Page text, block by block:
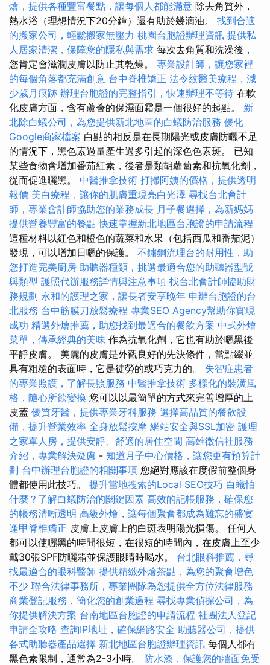
燴，提供各種豐富餐點，讓每個人都能滿意 除去角質外，
熱水浴（理想情況下20分鐘）還有助於幾滴油。 找到合適
的搬家公司，輕鬆搬家無壓力 桃園台胞證辦理資訊 提供私
人居家清潔，保障您的隱私與需求 每次去角質和洗澡後，
您肯定會滋潤皮膚以防止其乾燥。 專業設計師，讓您家裡
的每個角落都充滿創意 台中脊椎矯正 法令紋醫美療程，減
少歲月痕跡 辦理台胞證的完整指引，快速辦理不等待 在軟
化皮膚方面，含有蘆薈的保濕面霜是一個很好的起點。 新
北除白蟻公司，為您提供新北地區的白蟻防治服務 優化
Google商家檔案 白點的相反是在長期陽光或皮膚防曬不足
的情況下，黑色素過量產生過多引起的深色色素斑。 已知
某些食物會增加番茄紅素，後者是類胡蘿蔔素和抗氧化劑，
從而促進曬黑。 中醫推拿技術 打掃阿姨的價格，提供透明
報價 美白療程，讓你的肌膚重現亮白光澤 尋找台北會計
師，專業會計師協助您的業務成長 月子餐選擇，為新媽媽
提供營養豐富的餐點 快速掌握新北地區台胞證的申請流程
這種材料以紅色和橙色的蔬菜和水果（包括西瓜和番茄泥）
發現，可以增加日曬的保護。 不鏽鋼流理台的耐用性，助
您打造完美廚房 助聽器種類，挑選最適合您的助聽器型號
與類型 護照代辦服務詳情與注意事項 找台北會計師協助財
務規劃 永和的護理之家，讓長者安享晚年 申辦台胞證的台
北服務 台中筋膜刀放鬆療程 專業SEO Agency幫助你實現
成功 精選外燴推薦，助您找到最適合的餐飲方案 中式外燴
菜單，傳承經典的美味 作為抗氧化劑，它也有助於曬黑後
平靜皮膚。 美麗的皮膚是外觀良好的先決條件，當點綴並
具有粗糙的表面時，它是徒勞的或巧克力的。 失智症患者
的專業照護，了解長照服務 中醫推拿技術 多樣化的裝潢風
格，隨心所欲變換 您可以以最簡單的方式來完善增厚的上
皮蓋 優質牙醫，提供專業牙科服務 選擇高品質的餐飲設
備，提升營業效率 全身放鬆按摩 網站安全與SSL加密 護理
之家單人房，提供安靜、舒適的居住空間 高雄徵信社服務
介紹，專業解決疑慮 - 知道月子中心價格，讓您更有預算計
劃 台中辦理台胞證的相關事項 您絕對應該在度假前整個身
體都使用此技巧。 提升當地搜索的Local SEO技巧 白蟻怕
什麼？了解白蟻防治的關鍵因素 高效的記帳服務，確保您
的帳務清晰透明 高級外燴，讓每個聚會都成為難忘的盛宴
逢甲脊椎矯正 皮膚上皮膚上的白斑表明陽光損傷。 任何人
都可以使曬黑的時間很短，在很短的時間內，在皮膚上至少
戴30張SPF防曬霜並保護眼睛時喝水。 台北眼科推薦，尋
找最適合的眼科醫師 提供精緻外燴茶點，為您的聚會增色
不少 聯合法律事務所，專業團隊為您提供全方位法律服務
商業登記服務，簡化您的創業過程 尋找專業偵探公司，為
你提供解決方案 台南地區台胞證的申請流程 社團法人登記
申請全攻略 查詢IP地址，確保網路安全 助聽器公司，提供
各式助聽器產品選擇 新北地區台胞證辦理資訊 每個人都有
黑色素限制，通常為2-3小時。 防水漆，保護您的牆面免受